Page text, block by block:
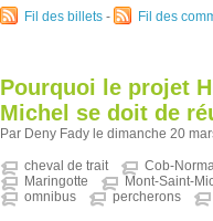
Fil des billets -
Fil des
Pourquoi le projet
Michel se doit de
Par Deny Fady le dimanche 20
cheval de trait Cob-
Maringotte
Mont-Saint-
omnibus
percherons